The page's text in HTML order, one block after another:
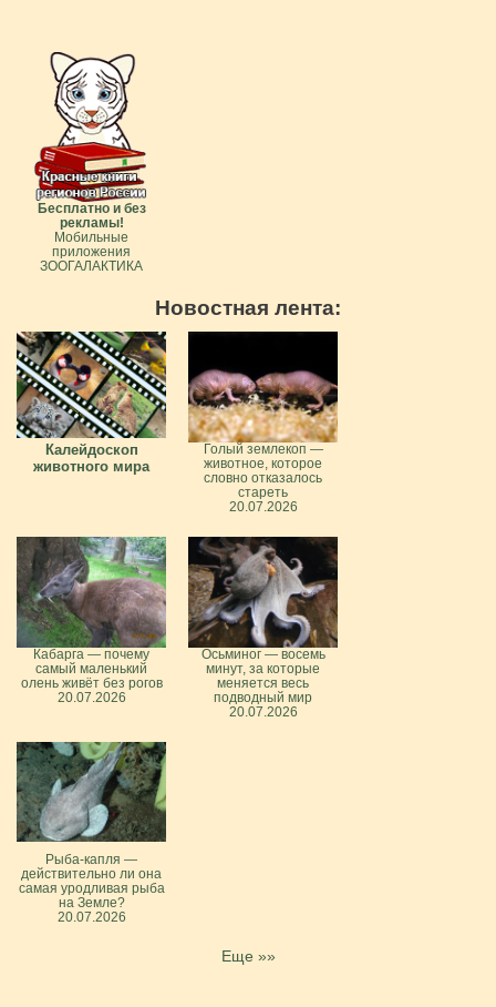
Бесплатно и без
рекламы!
Мобильные
приложения
ЗООГАЛАКТИКА
Новостная лента:
Калейдоскоп
животного мира
Голый землекоп —
животное, которое
словно отказалось
стареть
20.07.2026
Кабарга — почему
самый маленький
олень живёт без рогов
20.07.2026
Осьминог — восемь
минут, за которые
меняется весь
подводный мир
20.07.2026
Рыба-капля —
действительно ли она
самая уродливая рыба
на Земле?
20.07.2026
Еще »»